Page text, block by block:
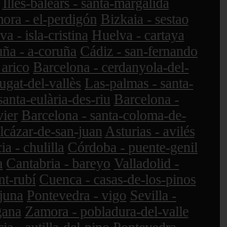
Illes-balears - santa-margalida
- el-perdigón Bizkaia - sestao
- isla-cristina Huelva - cartaya
- a-coruña Cádiz - san-fernando
Barcelona - cerdanyola-del-
del-vallès Las-palmas - santa-
eulària-des-riu Barcelona -
Barcelona - santa-coloma-de-
de-san-juan Asturias - avilés
- chulilla Córdoba - puente-genil
Cantabria - bareyo Valladolid -
rubí Cuenca - casas-de-los-pinos
Pontevedra - vigo Sevilla -
Zamora - pobladura-del-valle